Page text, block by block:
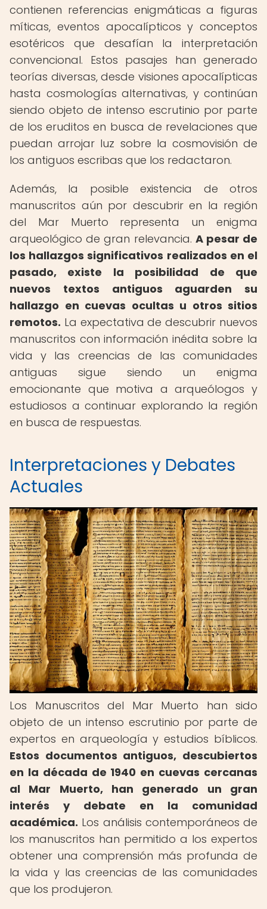
contienen referencias enigmáticas a figuras
míticas, eventos apocalípticos y conceptos
esotéricos que desafían la interpretación
convencional. Estos pasajes han generado
teorías diversas, desde visiones apocalípticas
hasta cosmologías alternativas, y continúan
siendo objeto de intenso escrutinio por parte
de los eruditos en busca de revelaciones que
puedan arrojar luz sobre la cosmovisión de
los antiguos escribas que los redactaron.
Además, la posible existencia de otros
manuscritos aún por descubrir en la región
del Mar Muerto representa un enigma
arqueológico de gran relevancia. A pesar de
los hallazgos significativos realizados en el
pasado, existe la posibilidad de que
nuevos textos antiguos aguarden su
hallazgo en cuevas ocultas u otros sitios
remotos. La expectativa de descubrir nuevos
manuscritos con información inédita sobre la
vida y las creencias de las comunidades
antiguas sigue siendo un enigma
emocionante que motiva a arqueólogos y
estudiosos a continuar explorando la región
en busca de respuestas.
Interpretaciones y Debates
Actuales
Los Manuscritos del Mar Muerto han sido
objeto de un intenso escrutinio por parte de
expertos en arqueología y estudios bíblicos.
Estos documentos antiguos, descubiertos
en la década de 1940 en cuevas cercanas
al Mar Muerto, han generado un gran
interés y debate en la comunidad
académica. Los análisis contemporáneos de
los manuscritos han permitido a los expertos
obtener una comprensión más profunda de
la vida y las creencias de las comunidades
que los produjeron.